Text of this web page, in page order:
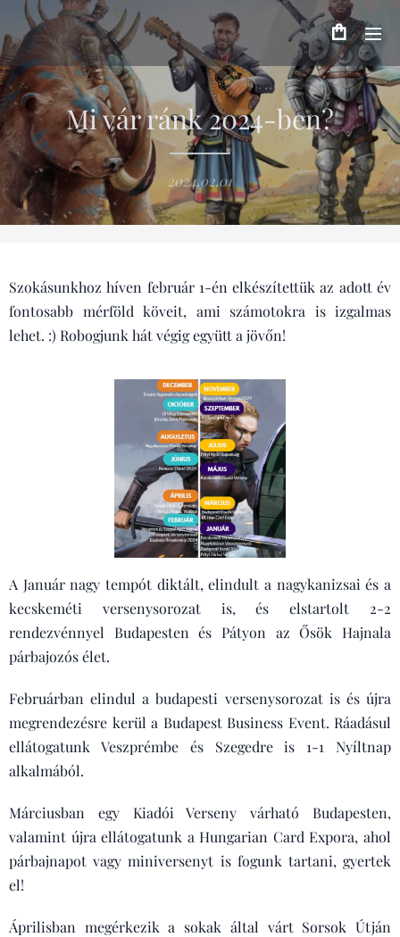
Mi vár ránk 2024-ben?
2024.02.01
Szokásunkhoz híven február 1-én elkészítettük az adott év
fontosabb mérföld köveit, ami számotokra is izgalmas
lehet. :) Robogjunk hát végig együtt a jövőn!
A Január nagy tempót diktált, elindult a nagykanizsai és a
kecskeméti versenysorozat is, és elstartolt 2-2
rendezvénnyel Budapesten és Pátyon az Ősök Hajnala
párbajozós élet.
Februárban elindul a budapesti versenysorozat is és újra
megrendezésre kerül a Budapest Business Event. Ráadásul
ellátogatunk Veszprémbe és Szegedre is 1-1 Nyíltnap
alkalmából.
Márciusban egy Kiadói Verseny várható Budapesten,
valamint újra ellátogatunk a Hungarian Card Expora, ahol
párbajnapot vagy miniversenyt is fogunk tartani, gyertek
el!
Áprilisban megérkezik a sokak által várt Sorsok Útján